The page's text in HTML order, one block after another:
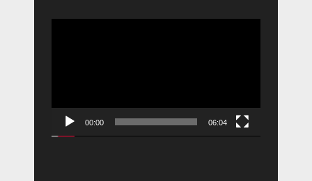
00:00 06:04